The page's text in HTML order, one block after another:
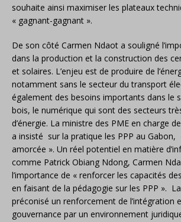
souhaite ainsi maximiser les plateaux
« gagnant-gagnant ».
De son côté Carmen Ndaot a souligné
dans la production et la construction des
et solaires. L’enjeu est de produire de
notamment sans le secteur du transport
également des besoins importants dans le
bois, le numérique qui sont des secteurs
d’énergie. La ministre des PME en charge
a insisté sur la pratique les PPP au Gabon,
amorcée ». Un réel potentiel en matière
comme Patrick Obiang Ndong, Carmen
l’importance de « renforcer les capacités
en faisant de la pédagogie sur les PPP ».
préconisé un renforcement de l’intégration
gouvernance par un environnement